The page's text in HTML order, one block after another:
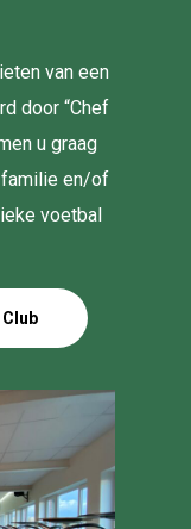
van een
door “Chef
u graag
familie en/of
voetbal